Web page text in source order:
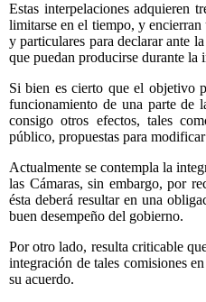
Estas interpelaciones adquieren
limitarse en el tiempo, y
y particulares para declarar ante
que puedan producirse durante la
Si bien es cierto que el objetivo
funcionamiento de una parte de
consigo otros efectos, tales
público, propuestas para
Actualmente se contempla la
las Cámaras, sin embargo, por
ésta deberá resultar en una
buen desempeño del gobierno.
Por otro lado, resulta criticable
integración de tales comisiones
su acuerdo.